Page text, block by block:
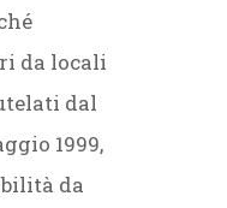
da locali
dal
1999,
da